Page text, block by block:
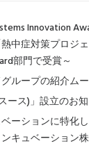
Innovation
中症対策プロジ
部門で受賞～
ループの紹介ム
ース)」設立のお
ーションに特化
キュベーション